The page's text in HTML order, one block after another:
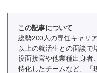
この記事について
総勢200人の専任キャリ
以上の就活生との面談で
役面接官や他業種出身者
特化したチームなど、「